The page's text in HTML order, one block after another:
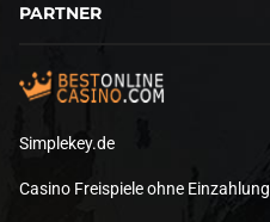
PARTNER
Simplekey.de
Casino Freispiele ohne Einzahlung